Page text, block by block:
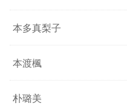
本多真梨子
本渡楓
朴璐美